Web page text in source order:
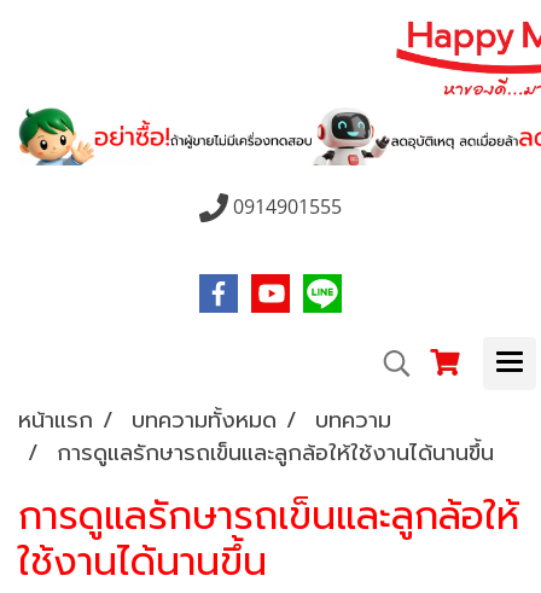
0914901555
หน้าแรก บทความทั้งหมด
บทความ
การดูแลรักษารถเข็นและลูกล้อให้ใช้งานได้นานขึ้น
การดูแลรักษารถเข็นและลูกล้อให้
ใช้งานได้นานขึ้น